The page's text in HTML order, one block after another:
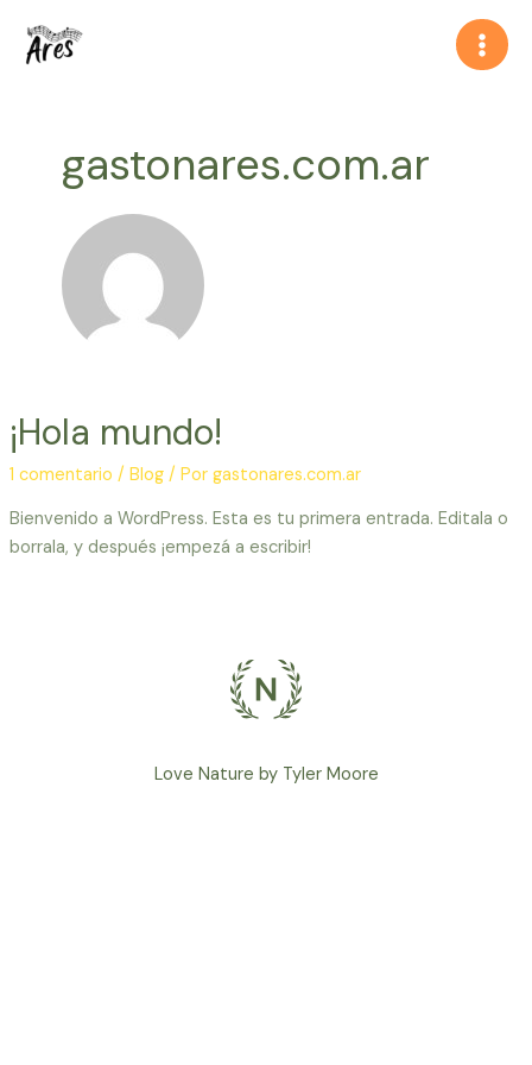
contenido
Main
gastonares.com.ar
¡Hola mundo!
1 comentario / Blog/ Por gastonares.com.ar
Bienvenido a WordPress. Esta es tu primera entrada. Editala o
borrala, y después ¡empezá a escribir!
Love Nature by Tyler Moore